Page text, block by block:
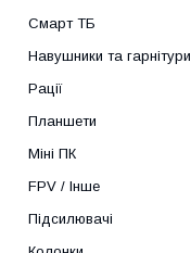
Смарт ТБ
Навушники та гарнітури
Рації
Планшети
Міні ПК
FPV / Інше
Підсилювачі